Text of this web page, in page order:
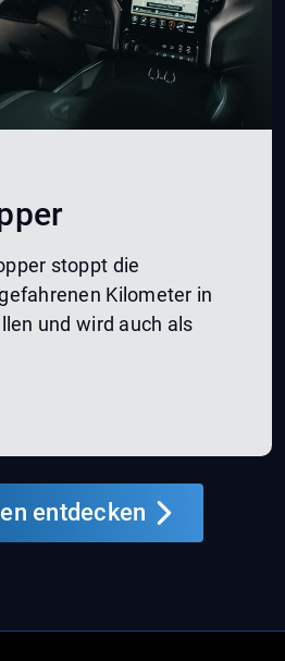
stoppt die
Kilometer in
und wird auch als
entdecken